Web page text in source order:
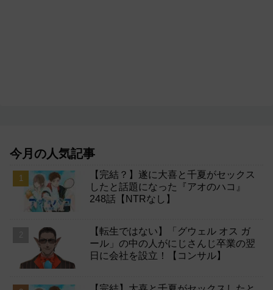
今月の人気記事
【完結？】遂に大喜と千夏がセックス
したと話題になった『アオのハコ』
248話【NTRなし】
【転生ではない】「グウェル オス ガ
ール」の中の人がにじさんじ卒業の翌
日に会社を設立！【コンサル】